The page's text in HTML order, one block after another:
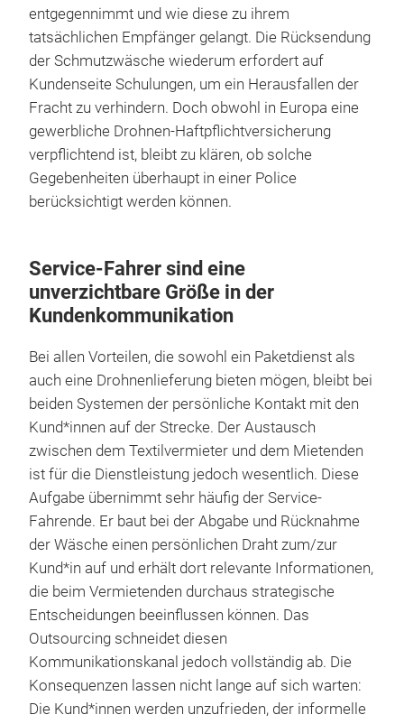
entgegennimmt und wie diese zu ihrem
tatsächlichen Empfänger gelangt. Die Rücksendung
der Schmutzwäsche wiederum erfordert auf
Kundenseite Schulungen, um ein Herausfallen der
Fracht zu verhindern. Doch obwohl in Europa eine
gewerbliche Drohnen-Haftpflichtversicherung
verpflichtend ist, bleibt zu klären, ob solche
Gegebenheiten überhaupt in einer Police
berücksichtigt werden können.
Service-Fahrer sind eine
unverzichtbare Größe in der
Kundenkommunikation
Bei allen Vorteilen, die sowohl ein Paketdienst als
auch eine Drohnenlieferung bieten mögen, bleibt bei
beiden Systemen der persönliche Kontakt mit den
Kund*innen auf der Strecke. Der Austausch
zwischen dem Textilvermieter und dem Mietenden
ist für die Dienstleistung jedoch wesentlich. Diese
Aufgabe übernimmt sehr häufig der Service-
Fahrende. Er baut bei der Abgabe und Rücknahme
der Wäsche einen persönlichen Draht zum/zur
Kund*in auf und erhält dort relevante Informationen,
die beim Vermietenden durchaus strategische
Entscheidungen beeinflussen können. Das
Outsourcing schneidet diesen
Kommunikationskanal jedoch vollständig ab. Die
Konsequenzen lassen nicht lange auf sich warten:
Die Kund*innen werden unzufrieden, der informelle